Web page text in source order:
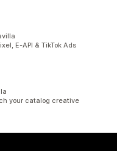
E-API & TikTok Ads
your catalog creative